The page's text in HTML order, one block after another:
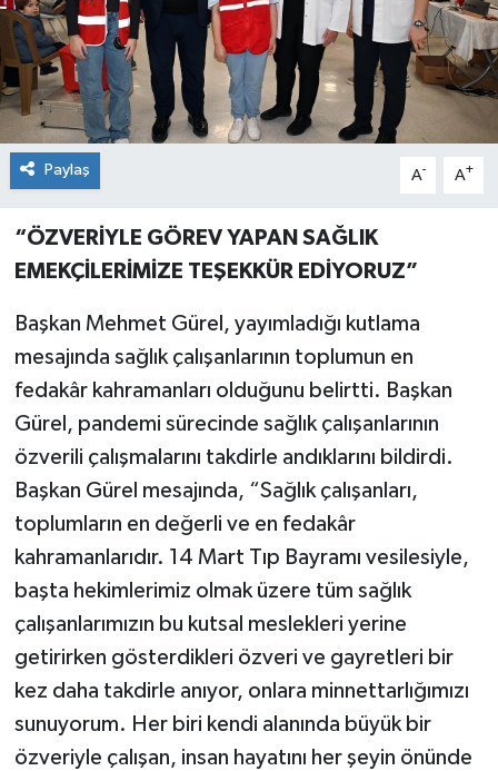
Paylaş A- A+
“ÖZVERİYLE GÖREV YAPAN SAĞLIK
EMEKÇİLERİMİZE TEŞEKKÜR EDİYORUZ”
Başkan Mehmet Gürel, yayımladığı kutlama
mesajında sağlık çalışanlarının toplumun en
fedakâr kahramanları olduğunu belirtti. Başkan
Gürel, pandemi sürecinde sağlık çalışanlarının
özverili çalışmalarını takdirle andıklarını bildirdi.
Başkan Gürel mesajında, “Sağlık çalışanları,
toplumların en değerli ve en fedakâr
kahramanlarıdır. 14 Mart Tıp Bayramı vesilesiyle,
başta hekimlerimiz olmak üzere tüm sağlık
çalışanlarımızın bu kutsal meslekleri yerine
getirirken gösterdikleri özveri ve gayretleri bir
kez daha takdirle anıyor, onlara minnettarlığımızı
sunuyorum. Her biri kendi alanında büyük bir
özveriyle çalışan, insan hayatını her şeyin önünde